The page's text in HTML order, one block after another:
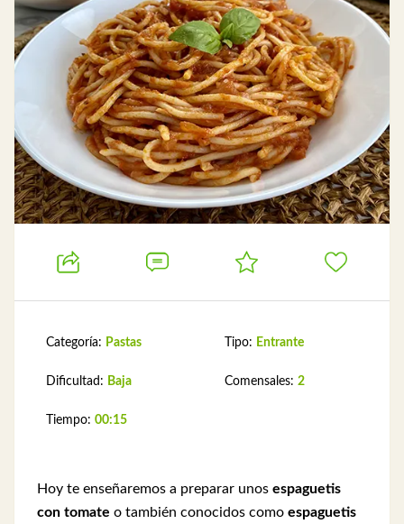
Categoría: Pastas
Dificultad: Baja
Tiempo: 00:15
Tipo: Entrante
Comensales: 2
Hoy te enseñaremos a preparar unos espaguetis
con tomate o también conocidos como espaguetis